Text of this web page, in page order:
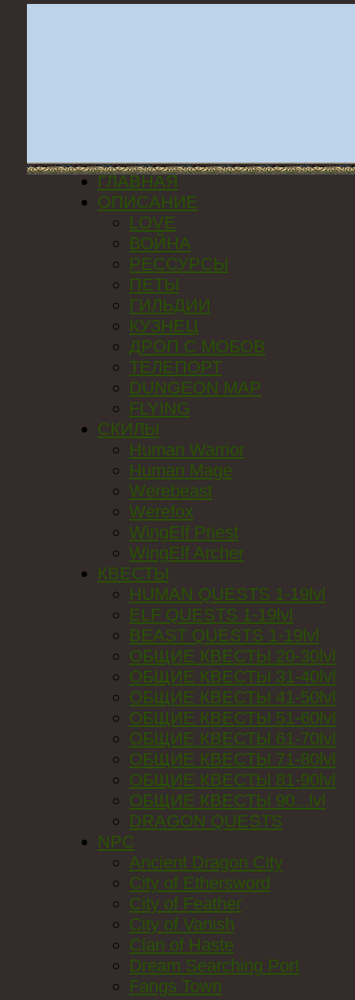
ГЛАВНАЯ
ОПИСАНИЕ
LOVE
ВОЙНА
РЕССУРСЫ
ПЕТЫ
ГИЛЬДИИ
КУЗНЕЦ
ДРОП С МОБОВ
ТЕЛЕПОРТ
DUNGEON MAP
FLYING
СКИЛЫ
Human Warrior
Human Mage
Werebeast
Werefox
WingElf Priest
WingElf Archer
КВЕСТЫ
HUMAN QUESTS 1-19lvl
ELF QUESTS 1-19lvl
BEAST QUESTS 1-19lvl
ОБЩИЕ КВЕСТЫ 20-30lvl
ОБЩИЕ КВЕСТЫ 31-40lvl
ОБЩИЕ КВЕСТЫ 41-50lvl
ОБЩИЕ КВЕСТЫ 51-60lvl
ОБЩИЕ КВЕСТЫ 61-70lvl
ОБЩИЕ КВЕСТЫ 71-80lvl
ОБЩИЕ КВЕСТЫ 81-90lvl
ОБЩИЕ КВЕСТЫ 90...lvl
DRAGON QUESTS
NPC
Ancient Dragon City
City of Ethersword
City of Feather
City of Vanish
Clan of Haste
Dream Searching Port
Fangs Town